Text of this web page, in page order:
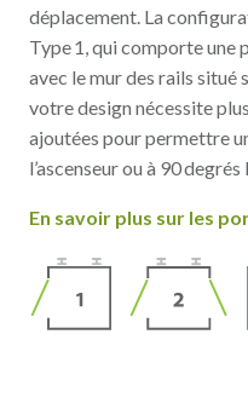
déplacement. La
Type 1, qui comporte une
avec le mur des rails situé
votre design nécessite
ajoutées pour permettre
l’ascenseur ou à 90
En savoir plus sur les